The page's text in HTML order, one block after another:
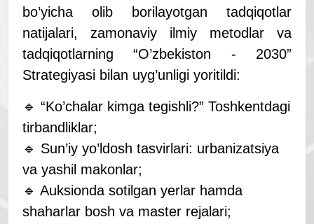
bo’yicha olib borilayotgan tadqiqotlar
natijalari, zamonaviy ilmiy metodlar va
tadqiqotlarning “O’zbekiston - 2030”
Strategiyasi bilan uyg’unligi yoritildi:
🔹 “Ko’chalar kimga tegishli?” Toshkentdagi
tirbandliklar;
🔹 Sun’iy yo’ldosh tasvirlari: urbanizatsiya
va yashil makonlar;
🔹 Auksionda sotilgan yerlar hamda
shaharlar bosh va master rejalari;